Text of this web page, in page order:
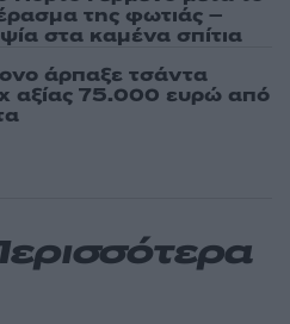
της φωτιάς –
στα καμένα σπίτια
άρπαξε τσάντα
αξίας 75.000 ευρώ από